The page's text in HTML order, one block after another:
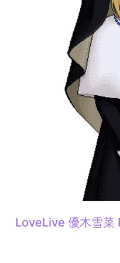
LoveLive 優木雪菜